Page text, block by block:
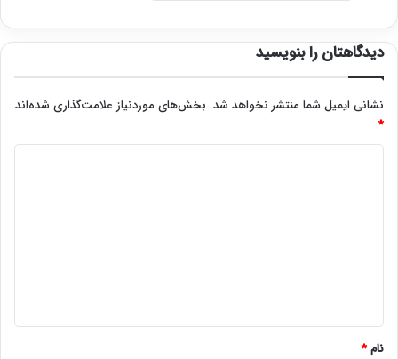
دیدگاهتان را بنویسید
نشانی ایمیل شما منتشر نخواهد شد. بخش‌های موردنیاز علامت‌گذاری شده‌اند
*
نام*